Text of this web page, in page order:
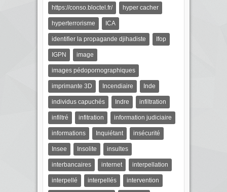
https://conso.bloctel.fr/ hyper cacher
hyperterrorisme ICA
identifier la propagande djihadiste Ifop
IGPN image
images pédopornographiques
imprimante 3D Incendiaire Inde
individus capuchés Indre infiltration
infiltré infitration information judiciaire
informations Inquiétant insécurité
Insee Insolite insultes
interbancaires internet interpellation
interpellé interpellés intervention